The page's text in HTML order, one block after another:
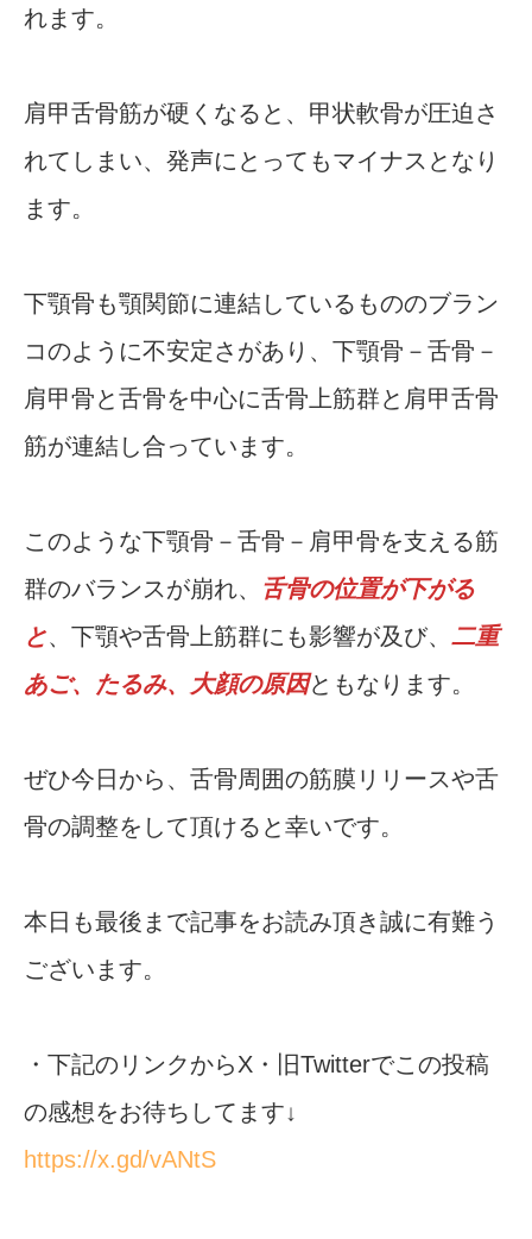
れます。
肩甲舌骨筋が硬くなると、甲状軟骨が圧迫さ
れてしまい、発声にとってもマイナスとなり
ます。
下顎骨も顎関節に連結しているもののブラン
コのように不安定さがあり、下顎骨－舌骨－
肩甲骨と舌骨を中心に舌骨上筋群と肩甲舌骨
筋が連結し合っています。
このような下顎骨－舌骨－肩甲骨を支える筋
群のバランスが崩れ、 舌骨の位置が下がる
と、下顎や舌骨上筋群にも影響が及び、 二重
あご、たるみ、大顔の原因ともなります。
ぜひ今日から、舌骨周囲の筋膜リリースや舌
骨の調整をして頂けると幸いです。
本日も最後まで記事をお読み頂き誠に有難う
ございます。
・下記のリンクからX・旧Twitterでこの投稿
の感想をお待ちしてます↓
https://x.gd/vANtS